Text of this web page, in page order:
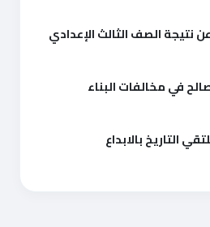
نتيجة الصف الثالث الإعدادي
في مخالفات البناء
التاريخ بالابداع